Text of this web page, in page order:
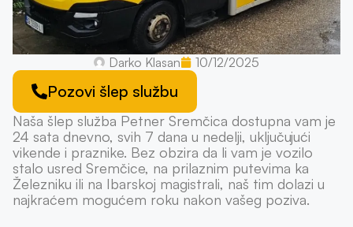
Darko Klasan 10/12/2025
Pozovi šlep službu
Naša šlep služba Petner Sremčica dostupna vam je
24 sata dnevno, svih 7 dana u nedelji, uključujući
vikende i praznike. Bez obzira da li vam je vozilo
stalo usred Sremčice, na prilaznim putevima ka
Železniku ili na Ibarskoj magistrali, naš tim dolazi u
najkraćem mogućem roku nakon vašeg poziva.